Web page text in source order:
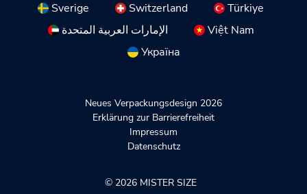
Sverige
Switzerland
Türkiye
الإمارات العربية المتحدة
Việt Nam
Україна
Neues Verpackungsdesign 2026
Erklärung zur Barrierefreiheit
Impressum
Datenschutz
© 2026 MISTER SIZE